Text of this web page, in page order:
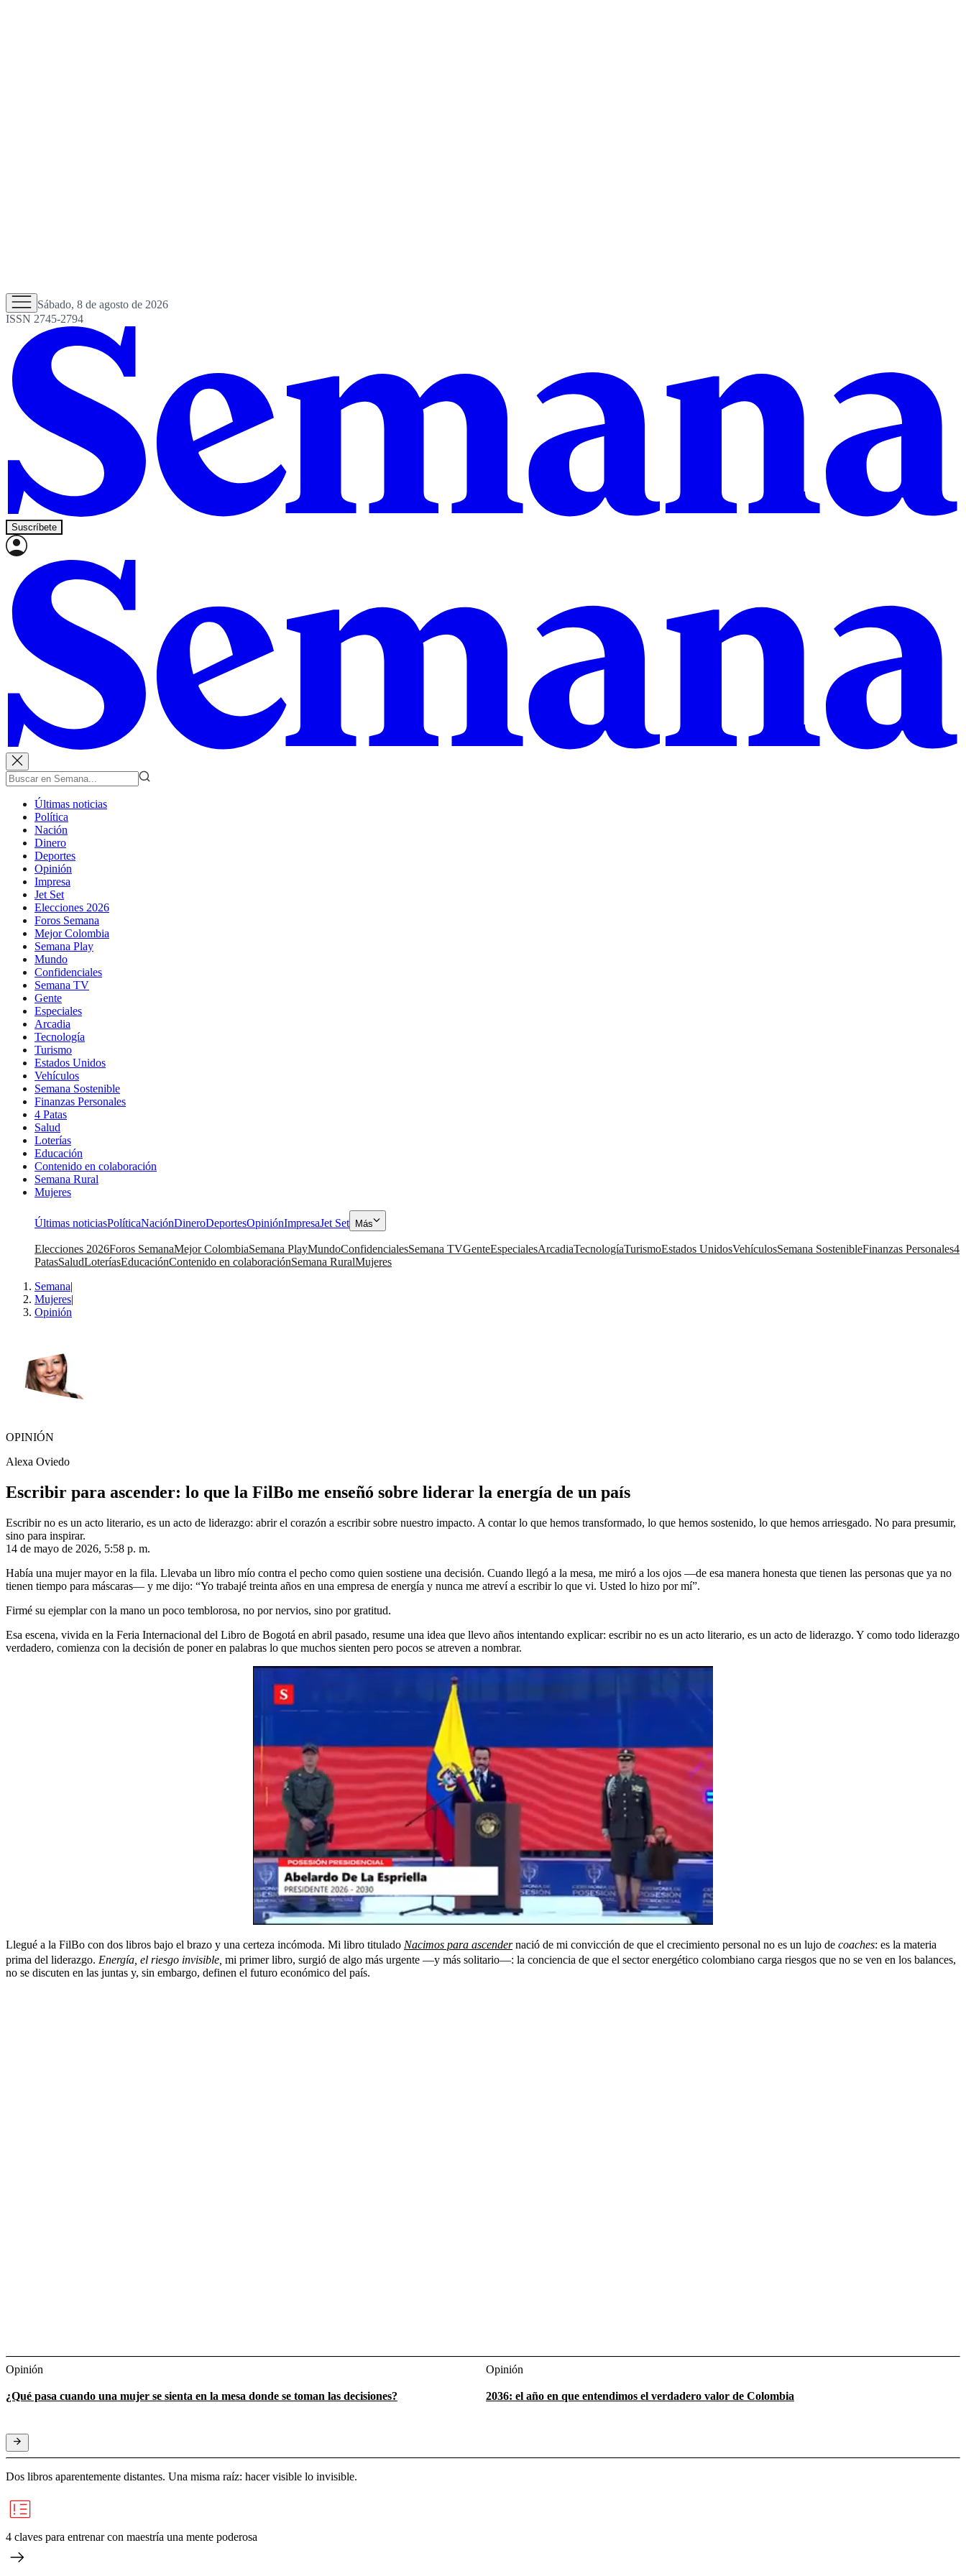
Sábado, 8 de agosto de 2026
ISSN 2745-2794
Suscríbete
Últimas noticias
Política
Nación
Dinero
Deportes
Opinión
Impresa
Jet Set
Elecciones 2026
Foros Semana
Mejor Colombia
Semana Play
Mundo
Confidenciales
Semana TV
Gente
Especiales
Arcadia
Tecnología
Turismo
Estados Unidos
Vehículos
Semana Sostenible
Finanzas Personales
4 Patas
Salud
Loterías
Educación
Contenido en colaboración
Semana Rural
Mujeres
Últimas noticiasPolíticaNaciónDineroDeportesOpiniónImpresaJet Set Más
Elecciones 2026Foros SemanaMejor ColombiaSemana PlayMundoConfidencialesSemana TVGenteEspecialesArcadiaTecnologíaTurismoEstados UnidosVehículosSemana SostenibleFinanzas Personales4
PatasSaludLoteríasEducaciónContenido en colaboraciónSemana RuralMujeres
Semana|
Mujeres|
Opinión
OPINIÓN
Alexa Oviedo
Escribir para ascender: lo que la FilBo me enseñó sobre liderar la energía de un país
Escribir no es un acto literario, es un acto de liderazgo: abrir el corazón a escribir sobre nuestro impacto. A contar lo que hemos transformado, lo que hemos sostenido, lo que hemos arriesgado. No para presumir,
sino para inspirar.
14 de mayo de 2026, 5:58 p. m.
Había una mujer mayor en la fila. Llevaba un libro mío contra el pecho como quien sostiene una decisión. Cuando llegó a la mesa, me miró a los ojos —de esa manera honesta que tienen las personas que ya no
tienen tiempo para máscaras— y me dijo: “Yo trabajé treinta años en una empresa de energía y nunca me atreví a escribir lo que vi. Usted lo hizo por mí”.
Firmé su ejemplar con la mano un poco temblorosa, no por nervios, sino por gratitud.
Esa escena, vivida en la Feria Internacional del Libro de Bogotá en abril pasado, resume una idea que llevo años intentando explicar: escribir no es un acto literario, es un acto de liderazgo. Y como todo liderazgo
verdadero, comienza con la decisión de poner en palabras lo que muchos sienten pero pocos se atreven a nombrar.
Llegué a la FilBo con dos libros bajo el brazo y una certeza incómoda. Mi libro titulado Nacimos para ascendernació de mi convicción de que el crecimiento personal no es un lujo de coaches: es la materia
prima del liderazgo. Energía, el riesgo invisible, mi primer libro, surgió de algo más urgente —y más solitario—: la conciencia de que el sector energético colombiano carga riesgos que no se ven en los balances,
no se discuten en las juntas y, sin embargo, definen el futuro económico del país.
Opinión
¿Qué pasa cuando una mujer se sienta en la mesa donde se toman las decisiones?
Opinión
2036: el año en que entendimos el verdadero valor de Colombia
Dos libros aparentemente distantes. Una misma raíz: hacer visible lo invisible.
4 claves para entrenar con maestría una mente poderosa